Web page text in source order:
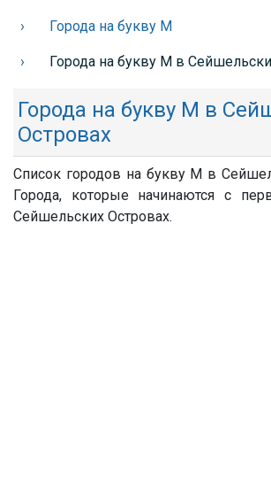
Города на букву М
Города на букву М в
Города на букву М в
Островах
Список городов на букву М в
Города, которые начинаются с
Сейшельских Островах.